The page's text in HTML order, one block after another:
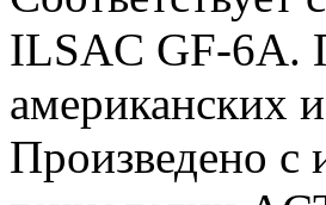
ILSAC GF-6A.
американских
Произведено с